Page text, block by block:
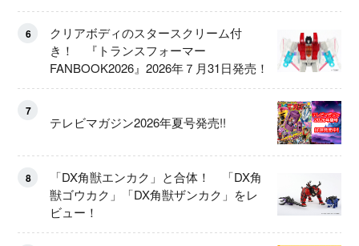
ート！
6
クリアボディのスタースクリーム付
き！ 『トランスフォーマー
FANBOOK2026』2026年７月31日発売！
7
テレビマガジン2026年夏号発売!!
8
「DX角獣エンカク」と合体！ 「DX角
獣ゴウカク」「DX角獣ザンカク」をレ
ビュー！